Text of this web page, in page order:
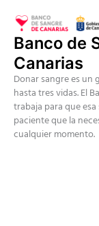
contenido
Banco de
Canarias
Donar sangre es un
hasta tres vidas. El
trabaja para que
paciente que la
cualquier momento.